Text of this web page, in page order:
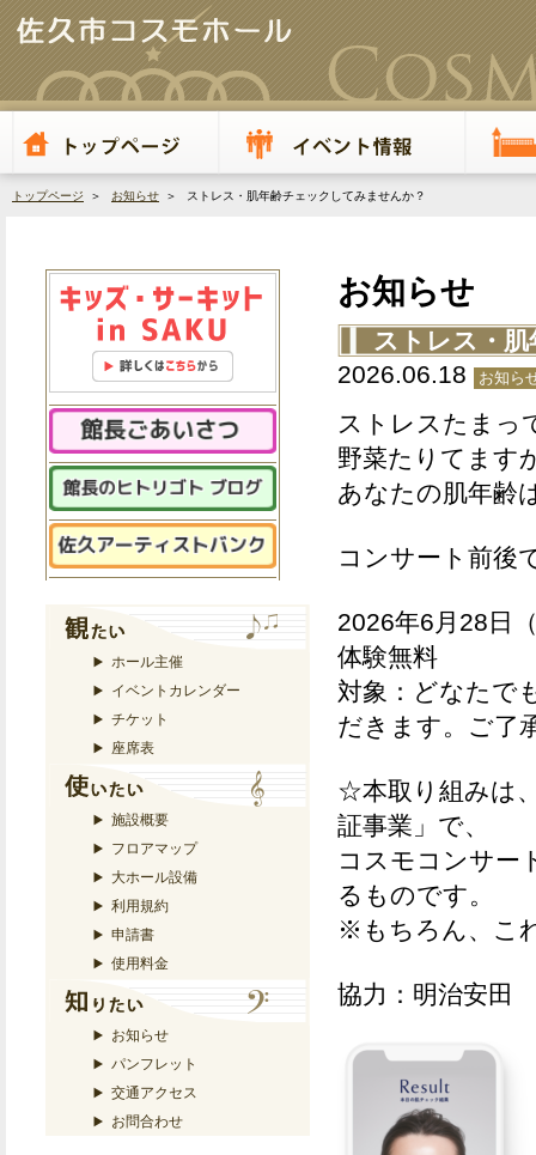
トップページ ＞ お知らせ ＞ ストレス・肌年齢チェックしてみませんか？
ホール主催
イベントカレンダー
チケット
座席表
施設概要
フロアマップ
大ホール設備
利用規約
申請書
使用料金
お知らせ
パンフレット
交通アクセス
お問合わせ
お知らせ
ストレス・
2026.06.18
お知ら
ストレスたまっ
野菜たりてます
あなたの肌年齢
コンサート前後
2026年6月28日
体験無料
対象：どなたで
だきます。ご了
☆本取り組みは
証事業」で、
コスモコンサー
るものです。
※もちろん、こ
協力：明治安田